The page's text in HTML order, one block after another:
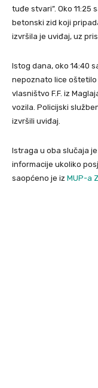
tuđe stvari”. Oko 11:25
betonski zid koji
izvršila je uviđaj, uz
Istog dana, oko 14:40
nepoznato lice oštetilo
vlasništvo F.F. iz
vozila. Policijski
izvršili uviđaj.
Istraga u oba slučaja
informacije ukoliko
saopćeno je iz MUP-a